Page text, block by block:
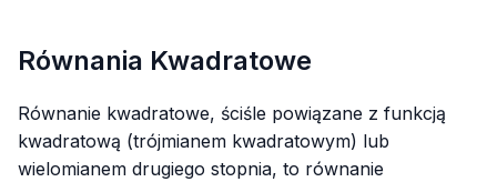
Równania Kwadratowe
Równanie kwadratowe, ściśle powiązane z funkcją
kwadratową (trójmianem kwadratowym) lub
wielomianem drugiego stopnia, to równanie